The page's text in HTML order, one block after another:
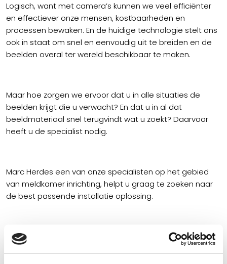
Logisch, want met camera’s kunnen we veel efficiënter
en effectiever onze mensen, kostbaarheden en
processen bewaken. En de huidige technologie stelt ons
ook in staat om snel en eenvoudig uit te breiden en de
beelden overal ter wereld beschikbaar te maken.
Maar hoe zorgen we ervoor dat u in alle situaties de
beelden krijgt die u verwacht? En dat u in al dat
beeldmateriaal snel terugvindt wat u zoekt? Daarvoor
heeft u de specialist nodig.
Marc Herdes een van onze specialisten op het gebied
van meldkamer inrichting, helpt u graag te zoeken naar
de best passende installatie oplossing.
Voordat we camera’s gaan installeren, moet eerst het
doel helder zijn. Verminderen van criminaliteit, actief